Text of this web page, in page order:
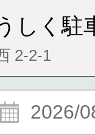
しく駐
2-2-1
2026/